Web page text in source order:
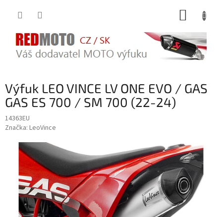
Výfuk LEO VINCE LV ONE EVO / GAS
GAS ES 700 / SM 700 (22-24)
14363EU
Značka: LeoVince